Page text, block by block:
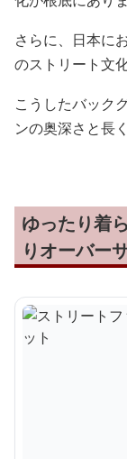
さらに、日本に
のストリート文
こうしたバック
ンの奥深さと長
ゆったり着
りオーバー